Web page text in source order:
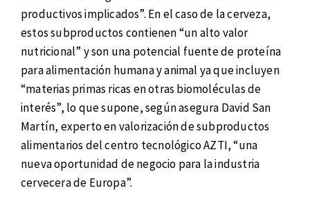
productivos implicados”. En el caso de la cerveza,
estos subproductos contienen “un alto valor
nutricional” y son una potencial fuente de proteína
para alimentación humana y animal ya que incluyen
“materias primas ricas en otras biomoléculas de
interés”, lo que supone, según asegura David San
Martín, experto en valorización de subproductos
alimentarios del centro tecnológico AZTI, “una
nueva oportunidad de negocio para la industria
cervecera de Europa”.